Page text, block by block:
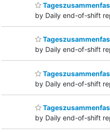
by Daily end-of-shift
by Daily end-of-shift
by Daily end-of-shift
by Daily end-of-shift